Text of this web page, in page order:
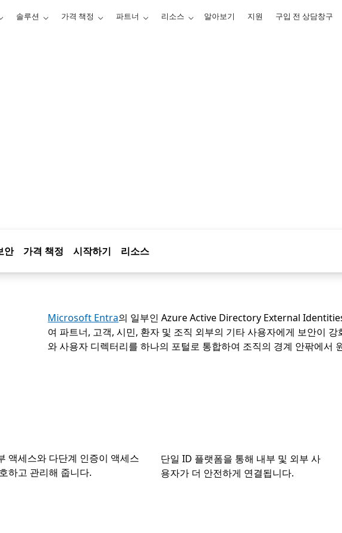
솔루션 가격 책정 파트너 리소스 알아보기 지원 구입 전 상담창구
안 가격 책정 시작하기 리소스
Microsoft Entra의 일부인 Azure Active Directory External
여 파트너, 고객, 시민, 환자 및 조직 외부의 기타 사용자에게 보안이
와 사용자 디렉터리를 하나의 포털로 통합하여 조직의 경계 안팎에서
액세스와 다단계 인증이 액세스
하고 관리해 줍니다.
단일 ID 플랫폼을 통해 내부 및 외부 사
용자가 더 안전하게 연결됩니다.